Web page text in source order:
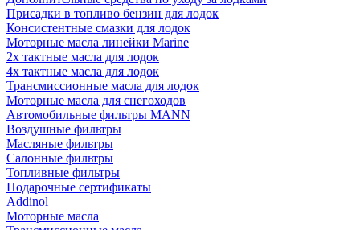
Присадки в топливо бензин для лодок
Консистентные смазки для лодок
Моторные масла линейки Marine
2х тактные масла для лодок
4х тактные масла для лодок
Трансмиссионные масла для лодок
Моторные масла для снегоходов
Автомобильные фильтры MANN
Воздушные фильтры
Масляные фильтры
Салонные фильтры
Топливные фильтры
Подарочные сертификаты
Addinol
Моторные масла